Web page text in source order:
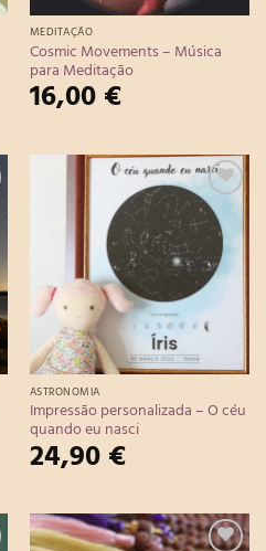
MEDITAÇÃO
Cosmic Movements – Música
para Meditação
16,00€
Adicionar
à Lista de
Desejos
ASTRONOMIA
Impressão personalizada – O céu
quando eu nasci
24,90€